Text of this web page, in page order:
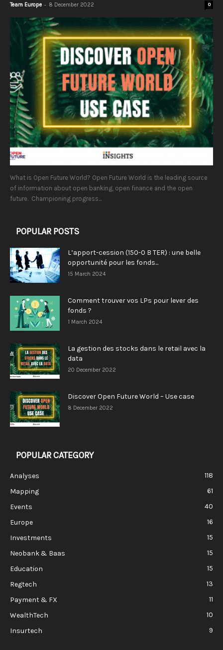
Team Europe - 8 December 2022 0
What is Open Future World? Open Future World is the leading source
of information about open banking, open finance and the open
future. Championing progress...
POPULAR POSTS
L’apport-cession (150-0 B TER) : une belle
opportunité pour les fonds...
15 March 2024
Comment trouver vos LPs pour lever des
fonds ?
1 March 2024
La gestion des stocks dans le retail avec la
data
20 December 2022
Discover Open Future World – Use case
8 December 2022
POPULAR CATEGORY
Analyses
118
Mapping
61
Events
40
Europe
16
Investments
15
Neobank & Baas
15
Education
15
Regtech
13
Payment & FX
11
WealthTech
10
Insurtech
9